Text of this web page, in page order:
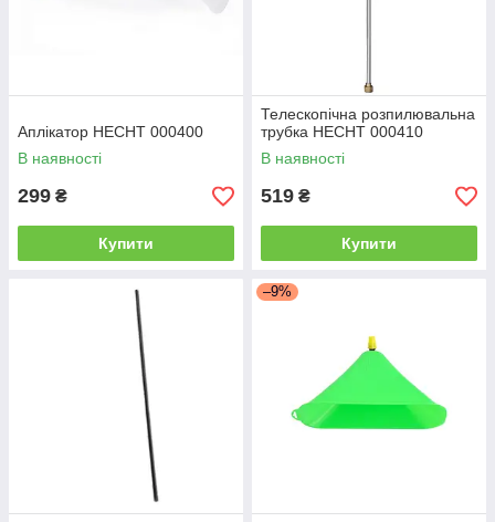
Аплікатор HECHT 000400
В наявності
299 ₴
Купити
Телескопічна розпилювальна
трубка HECHT 000410
В наявності
519 ₴
Купити
–9%